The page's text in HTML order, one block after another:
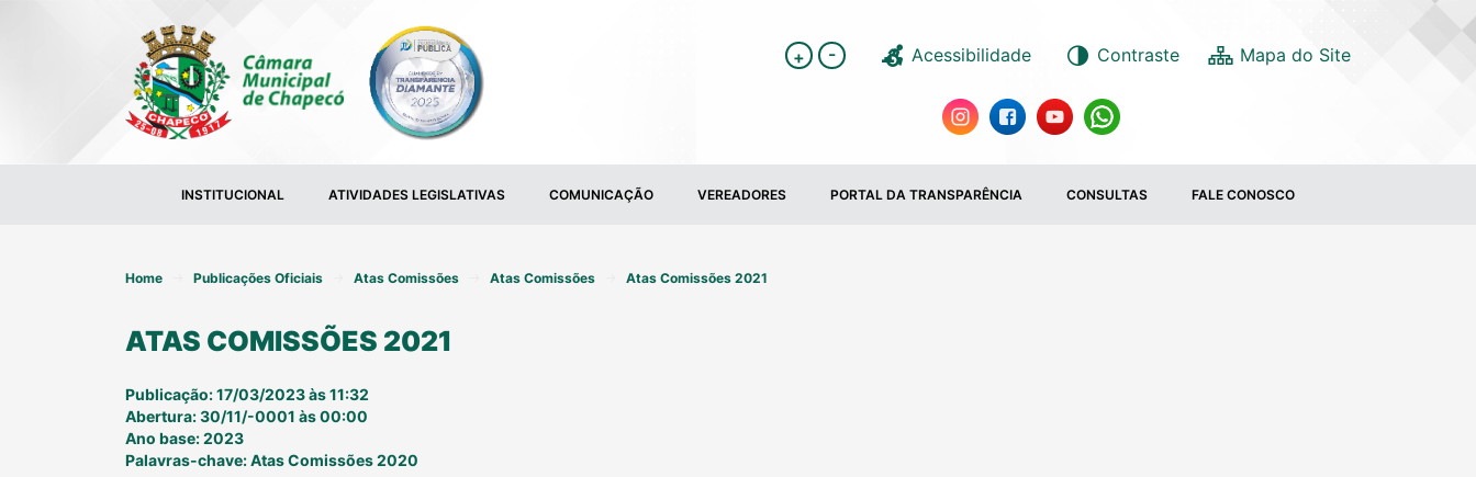
+ - Acessibilidade Contraste
INSTITUCIONAL ATIVIDADES LEGISLATIVAS COMUNICAÇÃO VEREADORES PORTAL DA TRANSPARÊNCIA CONSULTAS FALE CONOSCO
Home Publicações Oficiais Atas Comissões Atas Comissões Atas Comissões 2021
ATAS COMISSÕES 2021
Publicação: 17/03/2023 às 11:32
Abertura: 30/11/-0001 às 00:00
Ano base: 2023
Palavras-chave: Atas Comissões 2020